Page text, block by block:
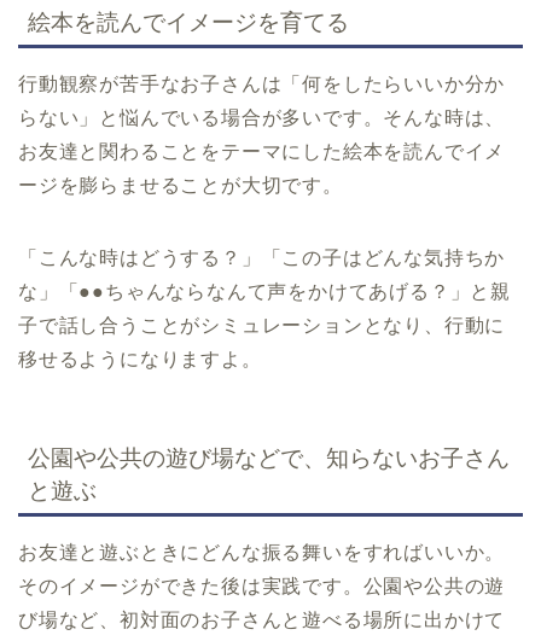
絵本を読んでイメージを育てる
行動観察が苦手なお子さんは「何をしたらいいか分か
らない」と悩んでいる場合が多いです。そんな時は、
お友達と関わることをテーマにした絵本を読んでイメ
ージを膨らませることが大切です。
「こんな時はどうする？」「この子はどんな気持ちか
な」「●●ちゃんならなんて声をかけてあげる？」と親
子で話し合うことがシミュレーションとなり、行動に
移せるようになりますよ。
公園や公共の遊び場などで、知らないお子さん
と遊ぶ
お友達と遊ぶときにどんな振る舞いをすればいいか。
そのイメージができた後は実践です。公園や公共の遊
び場など、初対面のお子さんと遊べる場所に出かけて